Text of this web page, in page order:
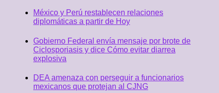
México y Perú restablecen relaciones
diplomáticas a partir de Hoy
Gobierno Federal envía mensaje por brote de
Ciclosporiasis y dice Cómo evitar diarrea
explosiva
DEA amenaza con perseguir a funcionarios
mexicanos que protejan al CJNG